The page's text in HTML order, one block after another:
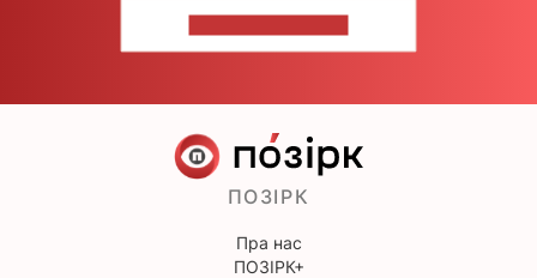
ПОЗІРК
Пра нас
ПОЗІРК+